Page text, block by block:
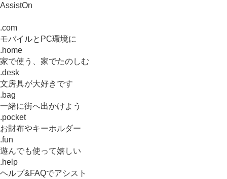
AssistOn
.com
モバイルとPC環境に
.home
家で使う、家でたのしむ
.desk
文房具が大好きです
.bag
一緒に街へ出かけよう
.pocket
お財布やキーホルダー
.fun
遊んでも使って嬉しい
.help
ヘルプ&FAQでアシスト